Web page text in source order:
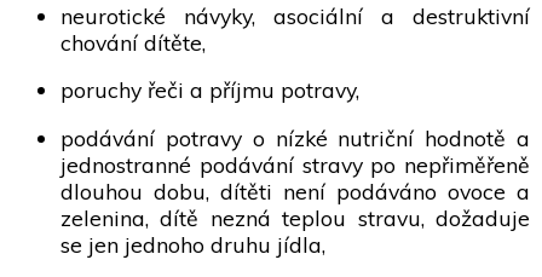
neurotické návyky, asociální a destruktivní
chování dítěte,
poruchy řeči a příjmu potravy,
podávání potravy o nízké nutriční hodnotě a
jednostranné podávání stravy po nepřiměřeně
dlouhou dobu, dítěti není podáváno ovoce a
zelenina, dítě nezná teplou stravu, dožaduje
se jen jednoho druhu jídla,